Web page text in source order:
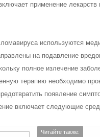
применение лекарств
используются
на подавление
полное излечение
терапию необходимо
появление
включает следующие
Читайте также: